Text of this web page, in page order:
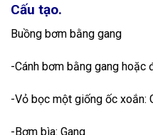
Cấu tạo.
Buồng bơm bằng gang
-Cánh bơm bằng gang hoặc
-Vỏ bọc một giống ốc xoắn:
-Bơm bìa: Gang